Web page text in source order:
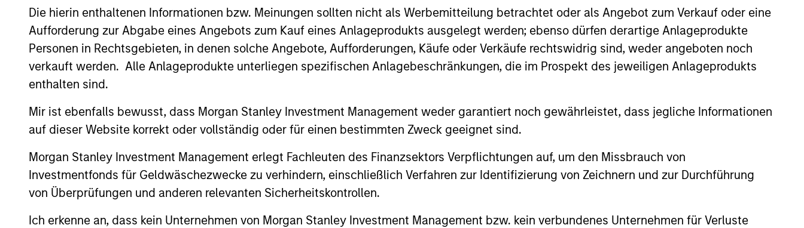
Die hierin enthaltenen Informationen bzw. Meinungen sollten nicht als Werbemitteilung betrachtet oder als Angebot zum Verkauf oder eine
Aufforderung zur Abgabe eines Angebots zum Kauf eines Anlageprodukts ausgelegt werden; ebenso dürfen derartige Anlageprodukte
Personen in Rechtsgebieten, in denen solche Angebote, Aufforderungen, Käufe oder Verkäufe rechtswidrig sind, weder angeboten noch
verkauft werden. Alle Anlageprodukte unterliegen spezifischen Anlagebeschränkungen, die im Prospekt des jeweiligen Anlageprodukts
enthalten sind.
Mir ist ebenfalls bewusst, dass Morgan Stanley Investment Management weder garantiert noch gewährleistet, dass jegliche Informationen
auf dieser Website korrekt oder vollständig oder für einen bestimmten Zweck geeignet sind.
Morgan Stanley Investment Management erlegt Fachleuten des Finanzsektors Verpflichtungen auf, um den Missbrauch von
Investmentfonds für Geldwäschezwecke zu verhindern, einschließlich Verfahren zur Identifizierung von Zeichnern und zur Durchführung
von Überprüfungen und anderen relevanten Sicherheitskontrollen.
Ich erkenne an, dass kein Unternehmen von Morgan Stanley Investment Management bzw. kein verbundenes Unternehmen für Verluste
MENA Equity
Strategy
Middle Eastern and North African listed equities with quality bias, and strong value or growth
style characteristics.
Team Insights